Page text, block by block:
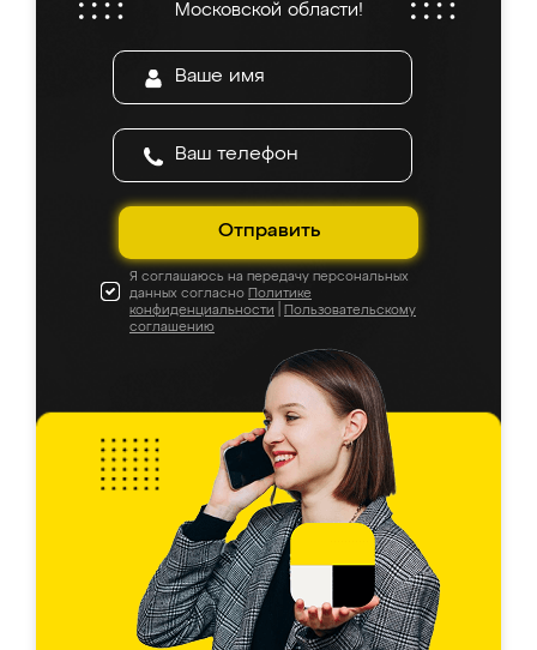
Московской области!
Отправить
Я соглашаюсь на передачу персональных
данных согласно Политике
конфиденциальности
Пользовательскому
соглашению